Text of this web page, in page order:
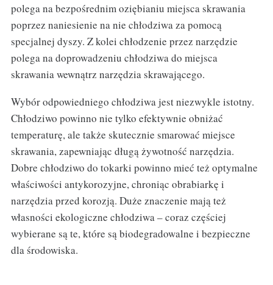
polega na bezpośrednim oziębianiu miejsca skrawania
poprzez naniesienie na nie chłodziwa za pomocą
specjalnej dyszy. Z kolei chłodzenie przez narzędzie
polega na doprowadzeniu chłodziwa do miejsca
skrawania wewnątrz narzędzia skrawającego.
Wybór odpowiedniego chłodziwa jest niezwykle istotny.
Chłodziwo powinno nie tylko efektywnie obniżać
temperaturę, ale także skutecznie smarować miejsce
skrawania, zapewniając długą żywotność narzędzia.
Dobre chłodziwo do tokarki powinno mieć też optymalne
właściwości antykorozyjne, chroniąc obrabiarkę i
narzędzia przed korozją. Duże znaczenie mają też
własności ekologiczne chłodziwa – coraz częściej
wybierane są te, które są biodegradowalne i bezpieczne
dla środowiska.